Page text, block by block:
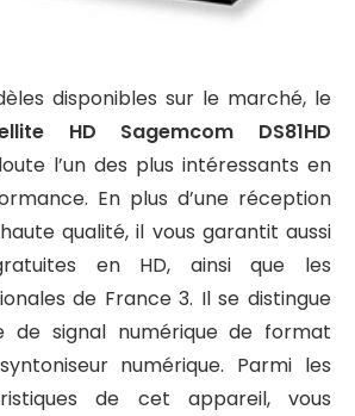
disponibles sur le marché, le
HD Sagemcom DS81HD
l’un des plus intéressants en
En plus d’une réception
qualité, il vous garantit aussi
en HD, ainsi que les
de France 3. Il se distingue
de signal numérique de format
numérique. Parmi les
de cet appareil, vous